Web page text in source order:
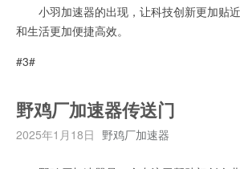
小羽加速器的出现，让科技创新更加贴
和生活更加便捷高效。
#3#
野鸡厂加速器传送门
2025年1月18日 野鸡厂加速器